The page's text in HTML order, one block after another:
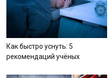
Как быстро уснуть: 5
рекомендаций учёных